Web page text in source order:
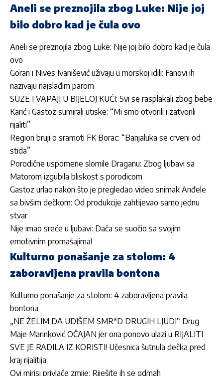
Aneli se preznojila zbog Luke: Nije joj
bilo dobro kad je čula ovo
Aneli se preznojila zbog Luke: Nije joj bilo dobro kad je čula
ovo
Goran i Nives Ivanišević uživaju u morskoj idili: Fanovi ih
nazivaju najslađim parom
SUZE I VAPAJI U BIJELOJ KUĆI: Svi se rasplakali zbog bebe
Karić i Gastoz sumirali utiske: “Mi smo otvorili i zatvorili
rijaliti”
Region bruji o sramoti FK Borac: “Banjaluka se crveni od
stida”
Porodične uspomene slomile Draganu: Zbog ljubavi sa
Matorom izgubila bliskost s porodicom
Gastoz urlao nakon što je pregledao video snimak Anđele
sa bivšim dečkom: Od produkcije zahtijevao samo jednu
stvar
Nije imao sreće u ljubavi: Dača se suočio sa svojim
emotivnim promašajima!
Kulturno ponašanje za stolom: 4
zaboravljena pravila bontona
Kulturno ponašanje za stolom: 4 zaboravljena pravila
bontona
„NE ŽELIM DA UDIŠEM SMR*D DRUGIH LJUDI“ Drug
Maje Marinković OČAJAN jer ona ponovo ulazi u RIJALITI
SVE JE RADILA IZ KORISTI! Učesnica šutnula dečka pred
kraj rijalitija
Ovi mirisi privlače zmije: Riješite ih se odmah